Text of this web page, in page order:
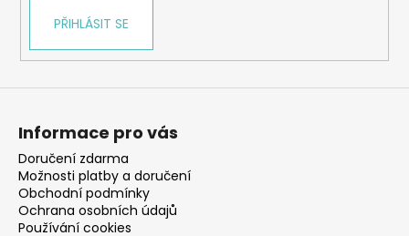
PŘIHLÁSIT SE
Informace pro vás
Doručení zdarma
Možnosti platby a doručení
Obchodní podmínky
Ochrana osobních údajů
Používání cookies